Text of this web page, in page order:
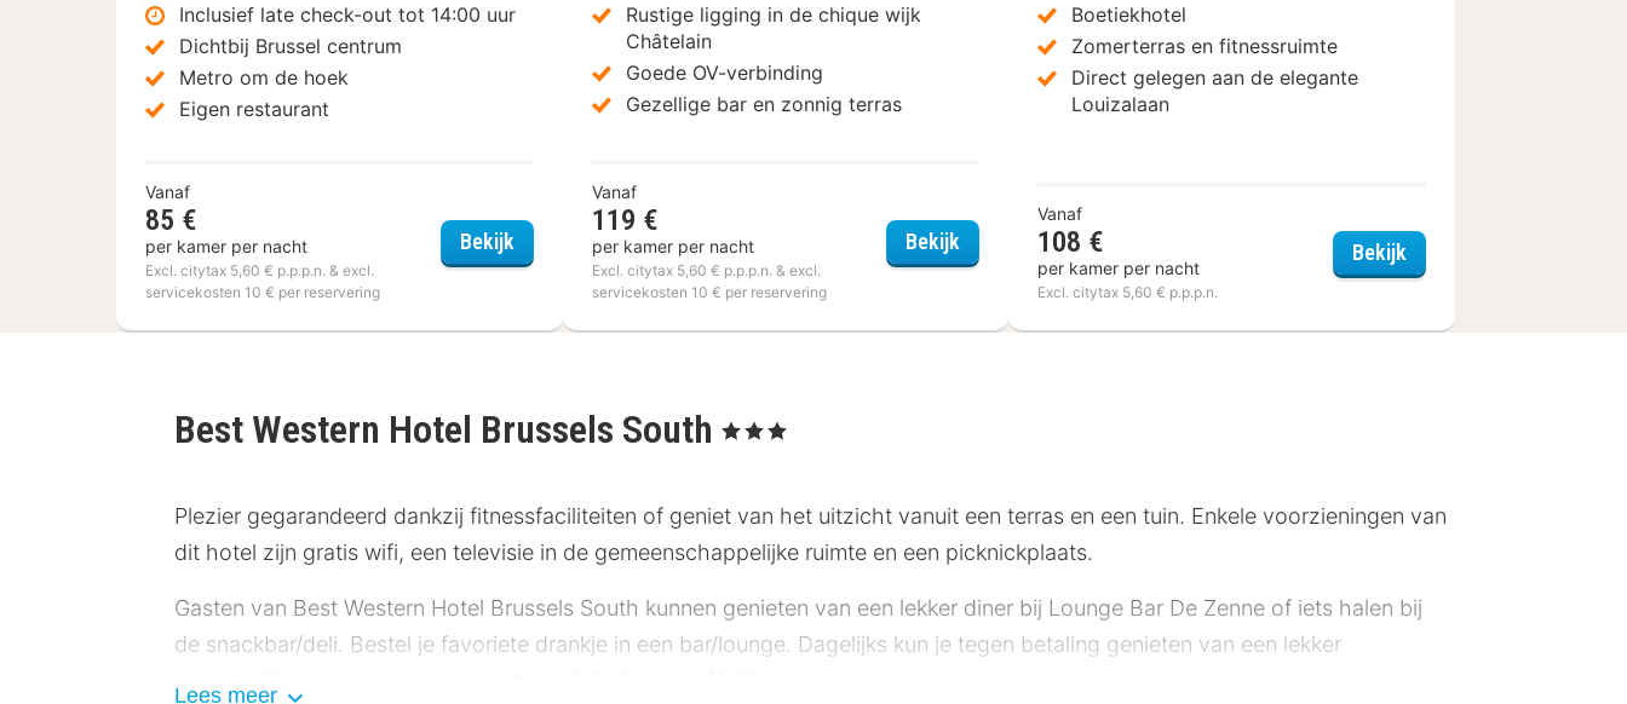
Inclusief late check-out tot 14:00 uur
Dichtbij Brussel centrum
Metro om de hoek
Eigen restaurant
Vanaf
85 €
per kamer per nacht
Excl. citytax 5,60 € p.p.p.n. & excl.
servicekosten 10 € per reservering
Bekijkibis Erasmus
Rustige ligging in de chique wijk
Châtelain
Goede OV-verbinding
Gezellige bar en zonnig terras
Vanaf
119 €
per kamer per nacht
Excl. citytax 5,60 € p.p.p.n. & excl.
servicekosten 10 € per reservering
Bekijk ibis Brussels Centre Châtelain
Boetiekhotel
Zomerterras en fitnessruimte
Direct gelegen aan de elegante
Louizalaan
Vanaf
108 €
per kamer per nacht
Excl. citytax 5,60 € p.p.p.n.
BekijkHotel Barsey by Warwick
Best Western Hotel Brussels South , 3 Sterren
Plezier gegarandeerd dankzij fitnessfaciliteiten of geniet van het uitzicht vanuit een terras en een tuin. Enkele voorzieningen van
dit hotel zijn gratis wifi, een televisie in de gemeenschappelijke ruimte en een picknickplaats.
Gasten van Best Western Hotel Brussels South kunnen genieten van een lekker diner bij Lounge Bar De Zenne of iets halen bij
de snackbar/deli. Bestel je favoriete drankje in een bar/lounge. Dagelijks kun je tegen betaling genieten van een lekker
Lees meer